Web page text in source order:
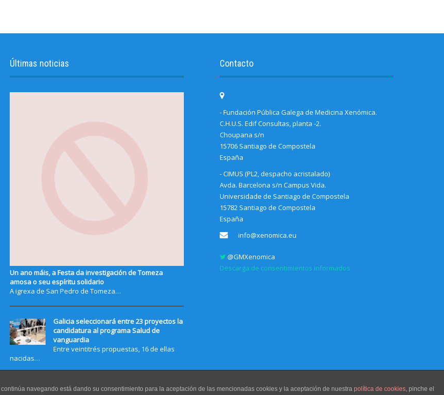
Últimas noticias
Un ano máis, a Festa da investigación de Tomeza
amosa o seu espíritu solidario
A igrexa de San Pedro de Tomeza…
Galicia seleccionará entre 23 proyectos la
candidatura al programa Salud de
vanguardia
Entre veintitrés propuestas, 16 de ellas
nacidas…
Contacto
- Fundación Pública Galega de Medicina Xenómica.
C.H.U.S. Edif Consultas, planta -2.
Choupana s/n
15706 Santiago de Compostela
España
- CIMUS (PL2, despacho acristalado)
Avda. Barcelona s/n Campus Vida.
Universidade de Santiago de Compostela
15782 Santiago de Compostela
España
info@xenomica.eu
@GMXenomica
Descarga de consentimientos informados
navegando está dando su consentimiento para la aceptación de las mencionadas cookies y la aceptación de nuestra política de cookies, pinche el